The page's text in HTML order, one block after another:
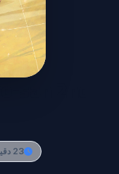
2nd
23 دقيقة